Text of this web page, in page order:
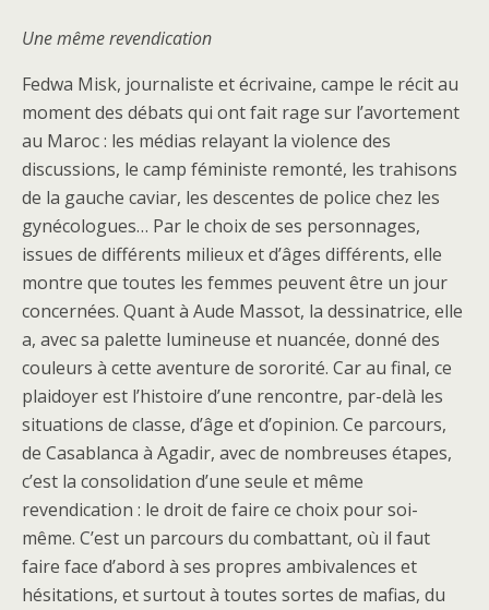
Une même revendication
Fedwa Misk, journaliste et écrivaine, campe le récit au
moment des débats qui ont fait rage sur l’avortement
au Maroc : les médias relayant la violence des
discussions, le camp féministe remonté, les trahisons
de la gauche caviar, les descentes de police chez les
gynécologues… Par le choix de ses personnages,
issues de différents milieux et d’âges différents, elle
montre que toutes les femmes peuvent être un jour
concernées. Quant à Aude Massot, la dessinatrice, elle
a, avec sa palette lumineuse et nuancée, donné des
couleurs à cette aventure de sororité. Car au final, ce
plaidoyer est l’histoire d’une rencontre, par-delà les
situations de classe, d’âge et d’opinion. Ce parcours,
de Casablanca à Agadir, avec de nombreuses étapes,
c’est la consolidation d’une seule et même
revendication : le droit de faire ce choix pour soi-
même. C’est un parcours du combattant, où il faut
faire face d’abord à ses propres ambivalences et
hésitations, et surtout à toutes sortes de mafias, du